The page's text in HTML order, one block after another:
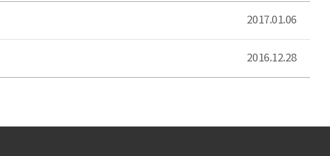
2017.01.06
2016.12.28